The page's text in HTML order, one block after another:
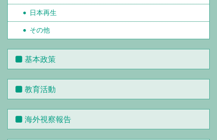
日本再生
その他
基本政策
教育活動
海外視察報告